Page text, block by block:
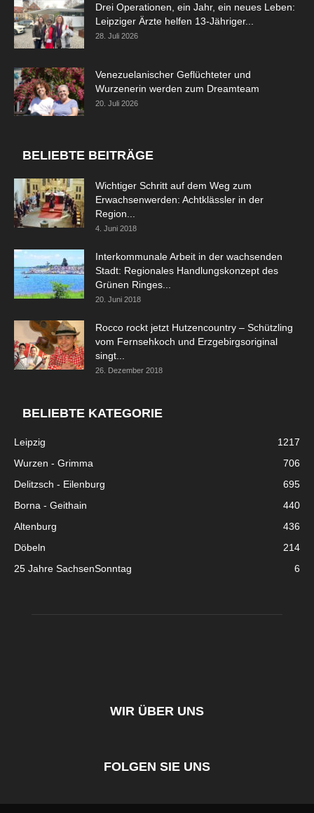
Drei Operationen, ein Jahr, ein neues Leben:
Leipziger Ärzte helfen 13-Jähriger...
28. Juli 2026
Venezuelanischer Geflüchteter und
Wurzenerin werden zum Dreamteam
20. Juli 2026
BELIEBTE BEITRÄGE
Wichtiger Schritt auf dem Weg zum
Erwachsenwerden: Achtklässler in der
Region...
4. Juni 2018
Interkommunale Arbeit in der wachsenden
Stadt: Regionales Handlungskonzept des
Grünen Ringes...
20. Juni 2018
Rocco rockt jetzt Hutzencountry – Schützling
vom Fernsehkoch und Erzgebirgsoriginal
singt...
26. Dezember 2018
BELIEBTE KATEGORIE
Leipzig
1217
Wurzen - Grimma
706
Delitzsch - Eilenburg
695
Borna - Geithain
440
Altenburg
436
Döbeln
214
25 Jahre SachsenSonntag
6
WIR ÜBER UNS
FOLGEN SIE UNS